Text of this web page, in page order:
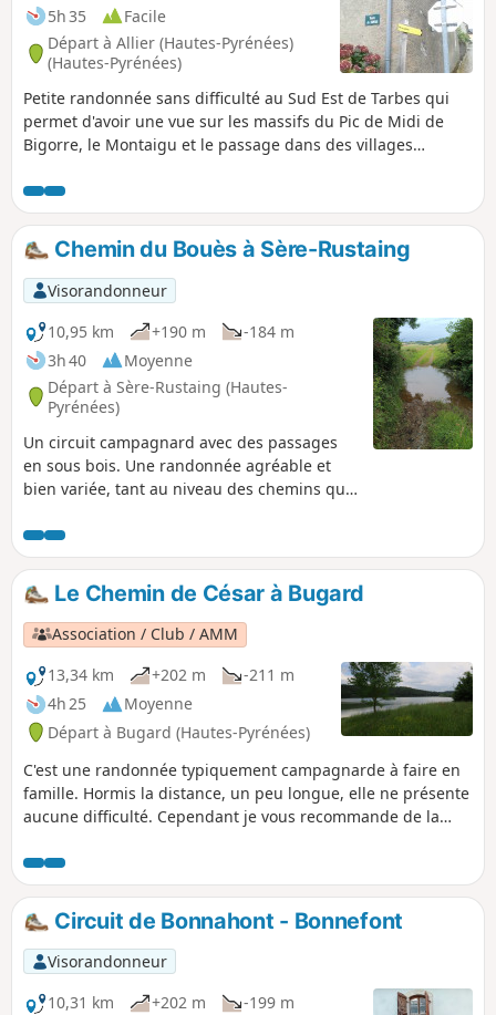
5h 35
Facile
Départ à Allier (Hautes-Pyrénées)
(Hautes-Pyrénées)
Petite randonnée sans difficulté au Sud Est de Tarbes qui
permet d'avoir une vue sur les massifs du Pic de Midi de
Bigorre, le Montaigu et le passage dans des villages
quelques portions de petites routes sans grande circulation
automobile. Le descriptif ainsi que la carte sont
nécessaires, car il y a de multiples bifurcations.
Chemin du Bouès à Sère-Rustaing
Visorandonneur
10,95 km
+190 m
-184 m
3h 40
Moyenne
Départ à Sère-Rustaing (Hautes-
Pyrénées)
Un circuit campagnard avec des passages
en sous bois. Une randonnée agréable et
bien variée, tant au niveau des chemins que
Le Chemin de César à Bugard
Association / Club / AMM
13,34 km
+202 m
-211 m
4h 25
Moyenne
Départ à Bugard (Hautes-Pyrénées)
C'est une randonnée typiquement campagnarde à faire en
famille. Hormis la distance, un peu longue, elle ne présente
aucune difficulté. Cependant je vous recommande de la
sur la chaine des Pyrénées.
Circuit de Bonnahont - Bonnefont
Visorandonneur
10,31 km
+202 m
-199 m